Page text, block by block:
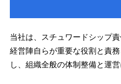
当社は、スチュワードシップ
経営陣自らが重要な役割と責
し、組織全般の体制整備と運営